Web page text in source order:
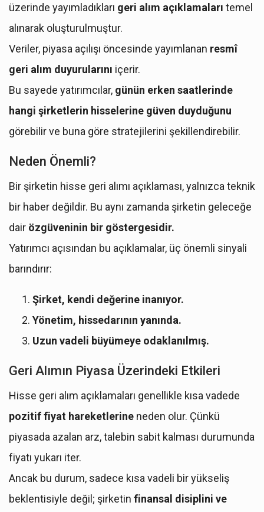
üzerinde yayımladıkları geri alım açıklamaları temel
alınarak oluşturulmuştur.
Veriler, piyasa açılışı öncesinde yayımlanan resmî
geri alım duyurularını içerir.
Bu sayede yatırımcılar, günün erken saatlerinde
hangi şirketlerin hisselerine güven duyduğunu
görebilir ve buna göre stratejilerini şekillendirebilir.
Neden Önemli?
Bir şirketin hisse geri alımı açıklaması, yalnızca teknik
bir haber değildir. Bu aynı zamanda şirketin geleceğe
dair özgüveninin bir göstergesidir.
Yatırımcı açısından bu açıklamalar, üç önemli sinyali
barındırır:
Şirket, kendi değerine inanıyor.
Yönetim, hissedarının yanında.
Uzun vadeli büyümeye odaklanılmış.
Geri Alımın Piyasa Üzerindeki Etkileri
Hisse geri alım açıklamaları genellikle kısa vadede
pozitif fiyat hareketlerine neden olur. Çünkü
piyasada azalan arz, talebin sabit kalması durumunda
fiyatı yukarı iter.
Ancak bu durum, sadece kısa vadeli bir yükseliş
beklentisiyle değil; şirketin finansal disiplini ve